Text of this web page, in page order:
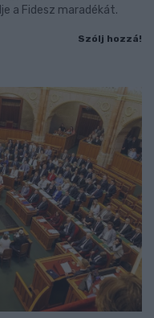
a Fidesz maradékát.
Szólj hozzá!